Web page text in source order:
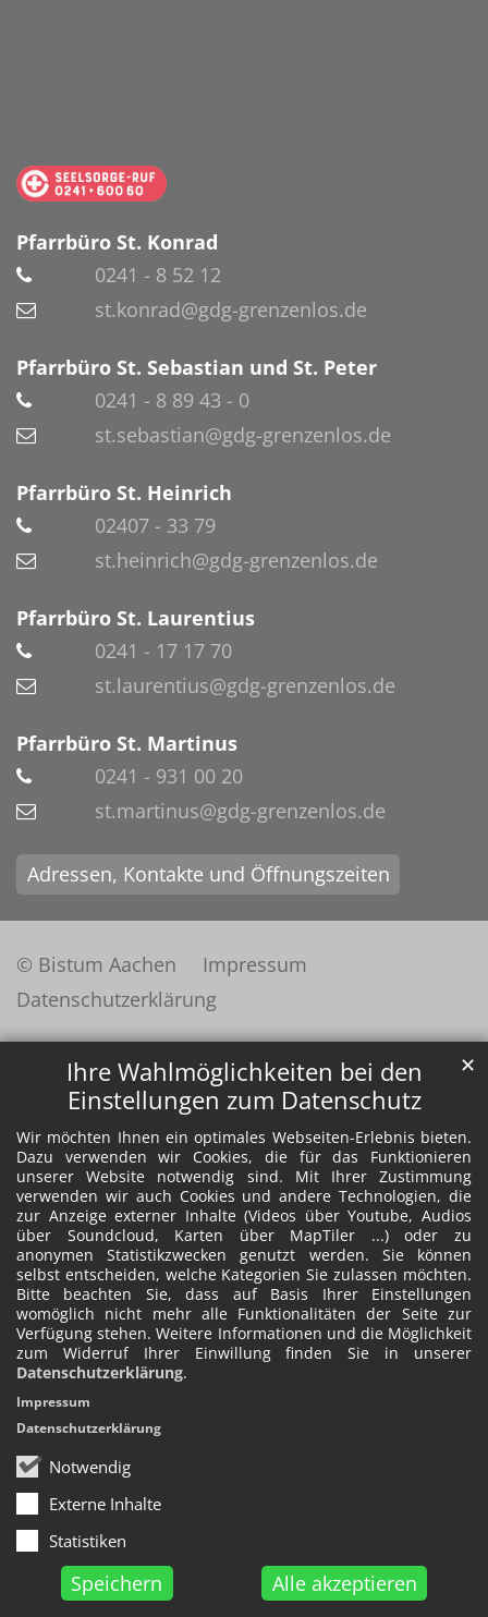
Ihre Wahlmöglichkeiten bei den
Einstellungen zum Datenschutz
Wir möchten Ihnen ein optimales Webseiten-Erlebnis bieten.
Dazu verwenden wir Cookies, die für das Funktionieren
unserer Website notwendig sind. Mit Ihrer Zustimmung
verwenden wir auch Cookies und andere Technologien, die
zur Anzeige externer Inhalte (Videos über Youtube, Audios
über Soundcloud, Karten über MapTiler ...) oder zu
anonymen Statistikzwecken genutzt werden. Sie können
selbst entscheiden, welche Kategorien Sie zulassen möchten.
Bitte beachten Sie, dass auf Basis Ihrer Einstellungen
womöglich nicht mehr alle Funktionalitäten der Seite zur
Verfügung stehen. Weitere Informationen und die Möglichkeit
zum Widerruf Ihrer Einwillung finden Sie in unserer
Datenschutzerklärung.
Notwendig
Externe Inhalte
Statistiken
Speichern Alle akzeptieren
✕
Impressum
Datenschutzerklärung
Pfarrbüro St. Konrad
0241 - 8 52 12
st.konrad@gdg-grenzenlos.de
Pfarrbüro St. Sebastian und St. Peter
0241 - 8 89 43 - 0
st.sebastian@gdg-grenzenlos.de
Pfarrbüro St. Heinrich
02407 - 33 79
st.heinrich@gdg-grenzenlos.de
Pfarrbüro St. Laurentius
0241 - 17 17 70
st.laurentius@gdg-grenzenlos.de
Pfarrbüro St. Martinus
0241 - 931 00 20
st.martinus@gdg-grenzenlos.de
Adressen, Kontakte und Öffnungszeiten
© Bistum Aachen
Impressum
Datenschutzerklärung